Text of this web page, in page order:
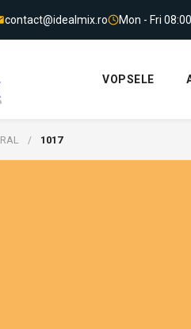
contact@idealmix.ro Mon - Fri
VOPSELE
RAL / 1017